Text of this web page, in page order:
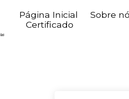
Página Inicial Sobre
Certificado